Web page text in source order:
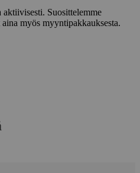
Suosittelemme
myös myyntipakkauksesta.